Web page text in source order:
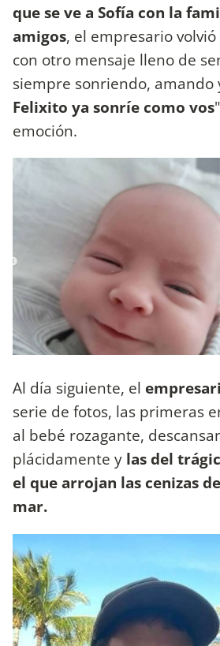
que se ve a Sofía con la
amigos, el empresario
con otro mensaje lleno de
siempre sonriendo, amando
Felixito ya sonríe como vos
emoción.
Al día siguiente, el
serie de fotos, las primeras
al bebé rozagante,
plácidamente y las del
el que arrojan las cenizas
mar.